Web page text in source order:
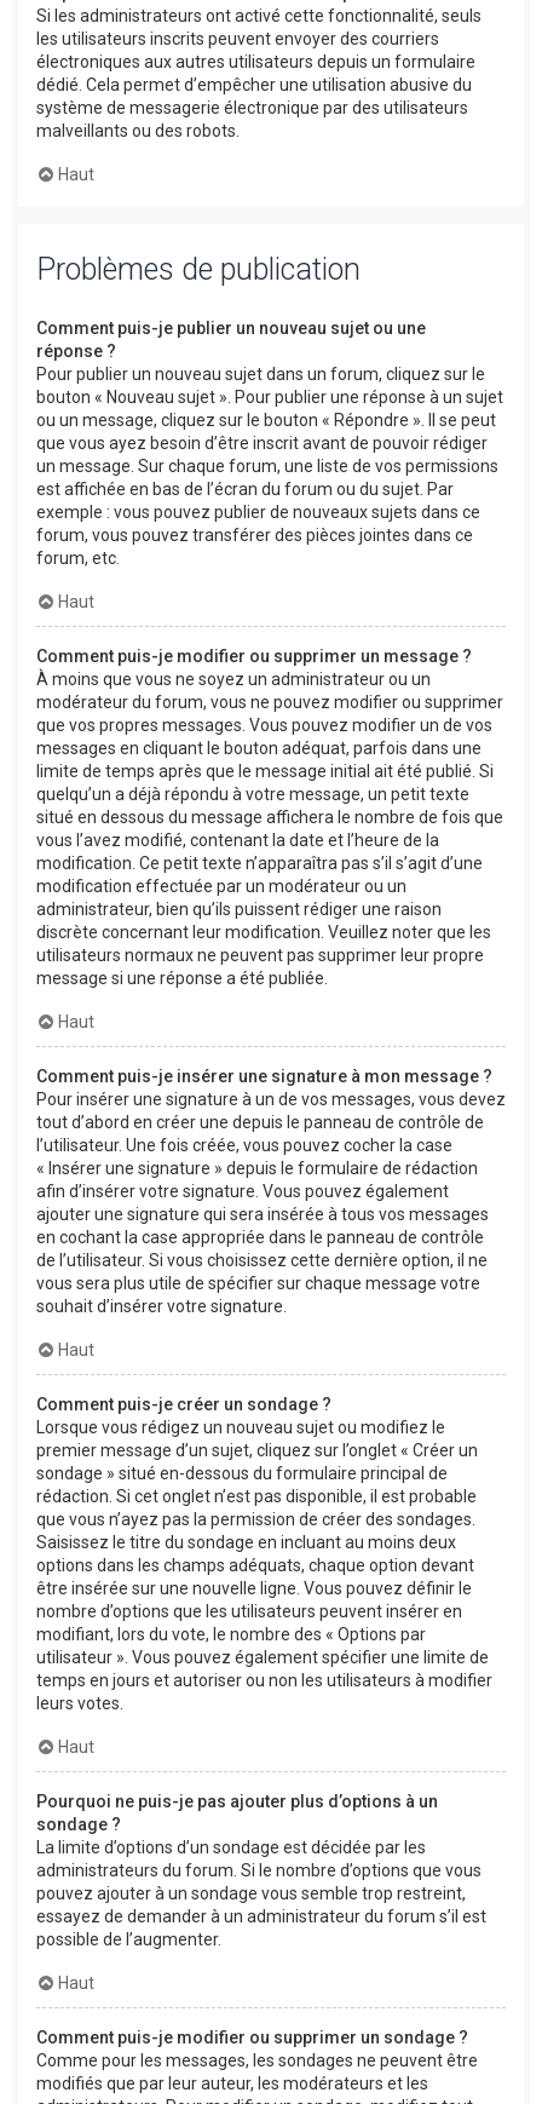
Si les administrateurs ont activé cette fonctionnalité, seuls
les utilisateurs inscrits peuvent envoyer des courriers
électroniques aux autres utilisateurs depuis un formulaire
dédié. Cela permet d’empêcher une utilisation abusive du
système de messagerie électronique par des utilisateurs
malveillants ou des robots.
Haut
Problèmes de publication
Comment puis-je publier un nouveau sujet ou une
réponse ?
Pour publier un nouveau sujet dans un forum, cliquez sur le
bouton « Nouveau sujet ». Pour publier une réponse à un sujet
ou un message, cliquez sur le bouton « Répondre ». Il se peut
que vous ayez besoin d’être inscrit avant de pouvoir rédiger
un message. Sur chaque forum, une liste de vos permissions
est affichée en bas de l’écran du forum ou du sujet. Par
exemple : vous pouvez publier de nouveaux sujets dans ce
forum, vous pouvez transférer des pièces jointes dans ce
forum, etc.
Haut
Comment puis-je modifier ou supprimer un message ?
À moins que vous ne soyez un administrateur ou un
modérateur du forum, vous ne pouvez modifier ou supprimer
que vos propres messages. Vous pouvez modifier un de vos
messages en cliquant le bouton adéquat, parfois dans une
limite de temps après que le message initial ait été publié. Si
quelqu’un a déjà répondu à votre message, un petit texte
situé en dessous du message affichera le nombre de fois que
vous l’avez modifié, contenant la date et l’heure de la
modification. Ce petit texte n’apparaîtra pas s’il s’agit d’une
modification effectuée par un modérateur ou un
administrateur, bien qu’ils puissent rédiger une raison
discrète concernant leur modification. Veuillez noter que les
utilisateurs normaux ne peuvent pas supprimer leur propre
message si une réponse a été publiée.
Haut
Comment puis-je insérer une signature à mon message ?
Pour insérer une signature à un de vos messages, vous devez
tout d’abord en créer une depuis le panneau de contrôle de
l’utilisateur. Une fois créée, vous pouvez cocher la case
« Insérer une signature » depuis le formulaire de rédaction
afin d’insérer votre signature. Vous pouvez également
ajouter une signature qui sera insérée à tous vos messages
en cochant la case appropriée dans le panneau de contrôle
de l’utilisateur. Si vous choisissez cette dernière option, il ne
vous sera plus utile de spécifier sur chaque message votre
souhait d’insérer votre signature.
Haut
Comment puis-je créer un sondage ?
Lorsque vous rédigez un nouveau sujet ou modifiez le
premier message d’un sujet, cliquez sur l’onglet « Créer un
sondage » situé en-dessous du formulaire principal de
rédaction. Si cet onglet n’est pas disponible, il est probable
que vous n’ayez pas la permission de créer des sondages.
Saisissez le titre du sondage en incluant au moins deux
options dans les champs adéquats, chaque option devant
être insérée sur une nouvelle ligne. Vous pouvez définir le
nombre d’options que les utilisateurs peuvent insérer en
modifiant, lors du vote, le nombre des « Options par
utilisateur ». Vous pouvez également spécifier une limite de
temps en jours et autoriser ou non les utilisateurs à modifier
leurs votes.
Haut
Pourquoi ne puis-je pas ajouter plus d’options à un
sondage ?
La limite d’options d’un sondage est décidée par les
administrateurs du forum. Si le nombre d’options que vous
pouvez ajouter à un sondage vous semble trop restreint,
essayez de demander à un administrateur du forum s’il est
possible de l’augmenter.
Haut
Comment puis-je modifier ou supprimer un sondage ?
Comme pour les messages, les sondages ne peuvent être
modifiés que par leur auteur, les modérateurs et les